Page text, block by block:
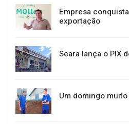
Empresa
exportação
Seara lança o PIX
Um domingo